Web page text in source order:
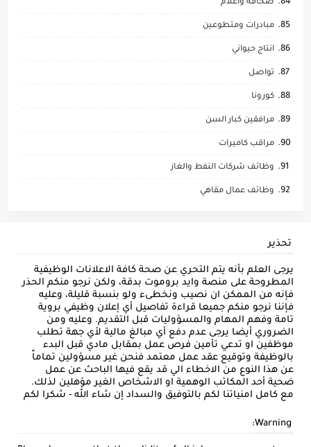
صحافة واعلام
مبادرات ومتطوعين
انتاج حيواني
تواصل
كورونا
مرافقين كبار السن
مراقب كاميرات
وظائف شركات النفط والغاز
وظائف عمال مقاهي
تحذير
يرجى العلم بأنه يتم التحري عن صحة كافة الاعلانات الوظيفية
المطروحة على منصة وايد بروموت بدقة، ولكن نرجو منكم الحذر
فإنه من الممكن ان نصيب ونخطىء ولو بنسبة قليلة، وعليه
فإننا نرجو منكم جميعا قراءة تفاصيل أي إعلان وظيفي بروية
تامة وفهم المهام والمسؤوليات قبل التقديم. وعليه ومن
الضروري أيضا يرجى عدم دفع أي مبالغ مالية لأي جهة تطلب
موظفين او تدعي تأمين فرص عمل بمقابل مادي قبل البدء
بالوظيفة وتوقيع عقد عمل معتمد فنحن غير مسؤولين تماماً
عن هذا النوع من الاخطاء الي قد يقع فيها الباحث عن عمل
ضحية أحد المكاتب الوهمية او الاشخاص الغير مؤهلين لذلك.
مع كامل امنياتنا لكم بالتوفيق والسداد إن شاء الله - شكرا لكم
Warning: